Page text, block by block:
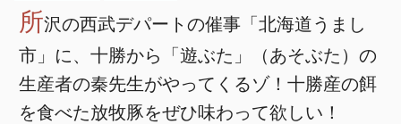
所沢の西武デパートの催事「北海道うまし
市」に、十勝から「遊ぶた」（あそぶた）の
生産者の秦先生がやってくるゾ！十勝産の餌
を食べた放牧豚をぜひ味わって欲しい！